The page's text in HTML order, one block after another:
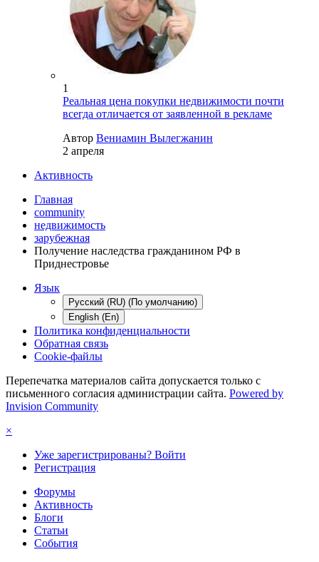
1
Реальная цена покупки недвижимости почти
всегда отличается от заявленной в рекламе
Автор Вениамин Вылегжанин
2 апреля
Активность
Главная
community
недвижимость
зарубежная
Получение наследства гражданином РФ в
Приднестровье
Язык
Русский (RU) (По умолчанию)
English (En)
Политика конфиденциальности
Обратная связь
Cookie-файлы
Перепечатка материалов сайта допускается только с
письменного согласия администрации сайта. Powered by
Invision Community
×
Уже зарегистрированы? Войти
Регистрация
Форумы
Активность
Блоги
Статьи
События